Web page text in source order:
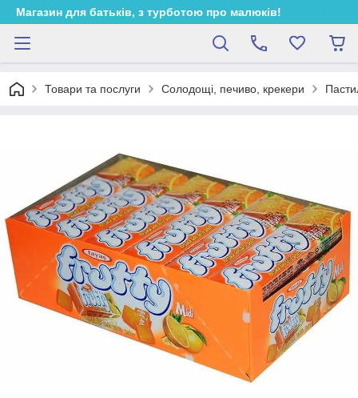
Магазин для батьків, з турботою про малюків!
Товари та послуги Солодощі, печиво, крекери